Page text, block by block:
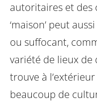
autoritaires et des
‘maison’ peut
ou suffocant,
variété de lieux de
trouve à
beaucoup de